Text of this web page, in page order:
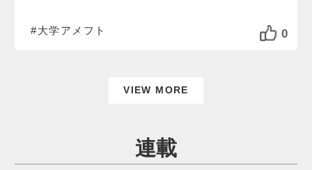
#大学アメフト 0
VIEW MORE
連載